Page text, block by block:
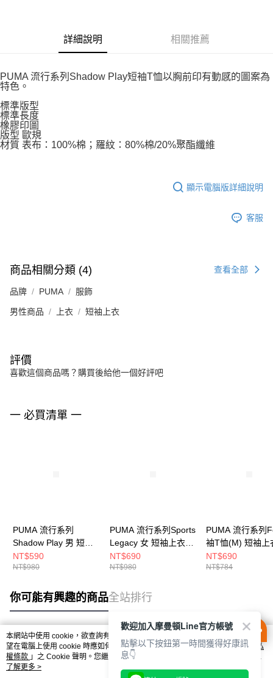
詳細說明 相關推薦
PUMA 流行系列Shadow Play短袖T恤以胸前印有動感的圖案為
特色。
標準版型
標準長度
橡膠印圖
版型 歐規
材質 表布：100%棉；羅紋：80%棉/20%聚酯纖維
顯示電腦版詳細說明
客服
商品相關分類 (4) 查看全部
品牌 PUMA 服飾
男性商品 上衣 短袖上衣
評價
喜歡這個商品嗎？購買後給他一個好評吧
一 必買清單 一
PUMA 流行系列
Shadow Play 男 短袖
上衣 62963202
NT$590
NT$980
PUMA 流行系列Sports
Legacy 女 短袖上衣
63215134
NT$690
NT$980
PUMA 流行系列
袖T恤(M) 短袖上
63211887
NT$690
NT$784
你可能有興趣的商品全站排行
熱門標籤
本網站中使用 cookie，欲查詢有關本網站使用 cookie 方式之詳情，及若您不希
望在電腦上使用 cookie 時應如何變更電腦的 cookie 設定，請參閱本網站「
隱私
權條款 」之 Cookie 聲明。您繼續使用本網站即表示您同意本公司得按本網站使
用條款之 Cookie 聲明使用 cookie。
了解更多 >
歡迎加入摩曼頓Line官方帳號
點擊以下按鈕第一時間獲得好康訊
息👇